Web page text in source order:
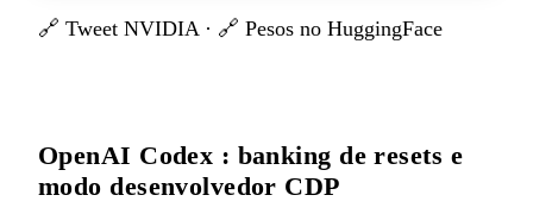
🔗 Tweet NVIDIA · 🔗 Pesos no HuggingFace
OpenAI Codex : banking de resets e
modo desenvolvedor CDP